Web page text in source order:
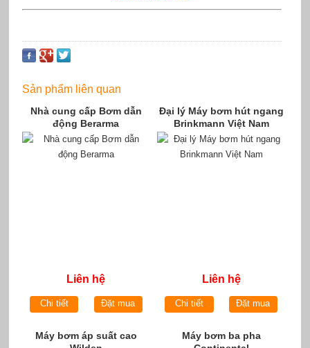
Sản phẩm liên quan
Nhà cung cấp Bơm dẫn
động Berarma
Liên hệ
Chi tiết Đặt mua
Đại lý Máy bơm hút ngang
Brinkmann Việt Nam
Liên hệ
Chi tiết Đặt mua
Máy bơm áp suất cao
Máy bơm ba pha